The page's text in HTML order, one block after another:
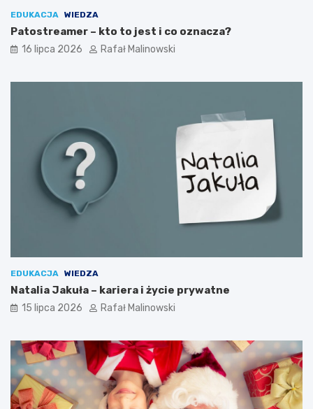
EDUKACJA WIEDZA
Patostreamer – kto to jest i co oznacza?
16 lipca 2026 Rafał Malinowski
EDUKACJA WIEDZA
Natalia Jakuła – kariera i życie prywatne
15 lipca 2026 Rafał Malinowski